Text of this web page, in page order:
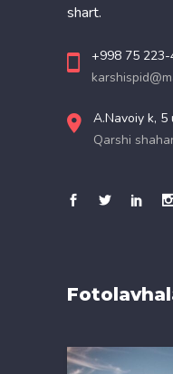
shart.
+998 75
A.Navoiy k, 5
Qarshi